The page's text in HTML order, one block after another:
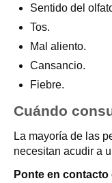
Sentido del
Tos.
Mal aliento.
Cansancio.
Fiebre.
Cuándo
La mayoría de las
necesitan acudir a
Ponte en